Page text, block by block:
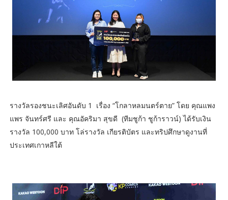
รางวัลรองชนะเลิศอันดับ 1 เรื่อง “โกลาหลมนตร์ตาย” โดย คุณแพง
แพร จันทร์ศรี และ คุณอัคริมา สุขดี (ทีมชูก้า ชูก้าราวน์) ได้รับเงิน
รางวัล 100,000 บาท โล่รางวัล เกียรติบัตร และทริปศึกษาดูงานที่
ประเทศเกาหลีใต้